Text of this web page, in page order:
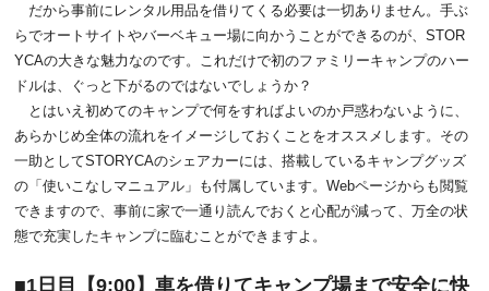
だから事前にレンタル用品を借りてくる必要は一切ありません。手ぶ
らでオートサイトやバーベキュー場に向かうことができるのが、STOR
YCAの大きな魅力なのです。これだけで初のファミリーキャンプのハー
ドルは、ぐっと下がるのではないでしょうか？
とはいえ初めてのキャンプで何をすればよいのか戸惑わないように、
あらかじめ全体の流れをイメージしておくことをオススメします。その
一助としてSTORYCAのシェアカーには、搭載しているキャンプグッズ
の「使いこなしマニュアル」も付属しています。Webページからも閲覧
できますので、事前に家で一通り読んでおくと心配が減って、万全の状
態で充実したキャンプに臨むことができますよ。
1日目【9:00】車を借りてキャンプ場まで安全に快